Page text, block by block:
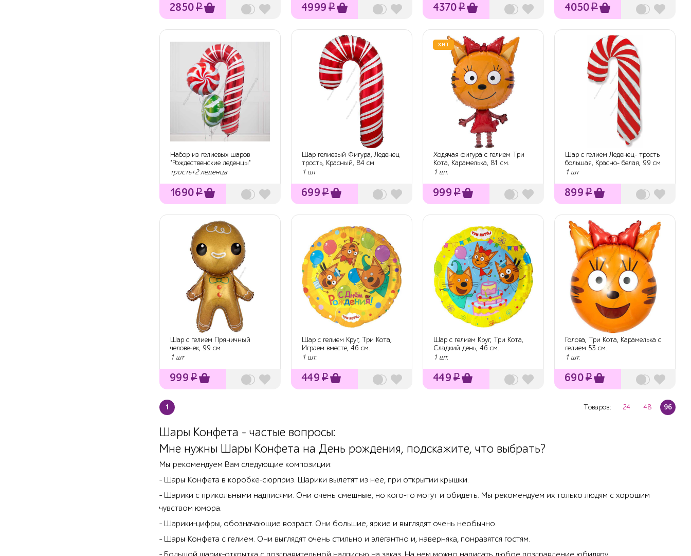
2850₽ 4999 ₽ 4370₽ 4050₽
Набор из гелиевых шаров
"Рождественские леденцы"
трость+2 леденца
1690₽
Шар гелиевый Фигура, Леденец
трость, Красный, 84 см
1 шт
699 ₽
ХИТ
Ходячая фигура с гелием Три
Кота, Карамелька, 81 см.
1 шт.
999 ₽
Шар с гелием Леденец- трость
большая, Красно- белая, 99 см
1 шт
899 ₽
Шар с гелием Пряничный
человечек, 99 см
1 шт
999 ₽
Шар с гелием Круг, Три Кота,
Играем вместе, 46 см.
1 шт.
449 ₽
Шар с гелием Круг, Три Кота,
Сладкий день, 46 см.
1 шт.
449 ₽
Голова, Три Кота, Карамелька с
гелием 53 см.
1 шт.
690₽
1 Товаров: 24 48 96
Шары Конфета - частые вопросы:
Мне нужны Шары Конфета на День рождения, подскажите, что выбрать?
Мы рекомендуем Вам следующие композиции:
- Шары Конфета в коробке-сюрприз. Шарики вылетят из нее, при открытии крышки.
- Шарики с прикольными надписями. Они очень смешные, но кого-то могут и обидеть. Мы рекомендуем их только людям с хорошим
чувством юмора.
- Шарики-цифры, обозначающие возраст. Они большие, яркие и выглядят очень необычно.
- Шары Конфета с гелием. Они выглядят очень стильно и элегантно и, наверняка, понравятся гостям.